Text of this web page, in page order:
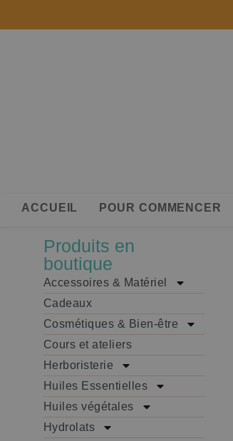
ACCUEIL POUR COMMENCER
Produits en
boutique
Accessoires & Matériel
Cadeaux
Cosmétiques & Bien-être
Cours et ateliers
Herboristerie
Huiles Essentielles
Huiles végétales
Hydrolats